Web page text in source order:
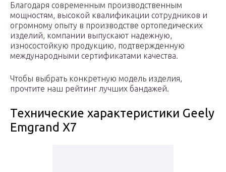
Благодаря современным производственным
мощностям, высокой квалификации сотрудников и
огромному опыту в производстве ортопедических
изделий, компании выпускают надежную,
износостойкую продукцию, подтвержденную
международными сертификатами качества.
Чтобы выбрать конкретную модель изделия,
прочтите наш рейтинг лучших бандажей.
Технические характеристики Geely
Emgrand X7